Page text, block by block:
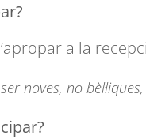
a la
noves, no